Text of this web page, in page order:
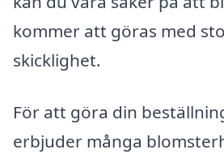
kommer att göras med
skicklighet.
För att göra din
erbjuder många